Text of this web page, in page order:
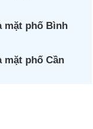
mặt phố Bình
mặt phố Cần